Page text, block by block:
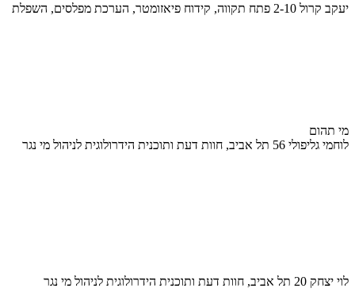
יעקב קרול 2-10 פתח תקווה, קידוח פיאזומטר, הערכת מפלסים, השפלת
מי תהום
לוחמי גליפולי 56 תל אביב, חוות דעת ותוכנית הידרולוגית לניהול מי נגר
לוי יצחק 20 תל אביב, חוות דעת ותוכנית הידרולוגית לניהול מי נגר